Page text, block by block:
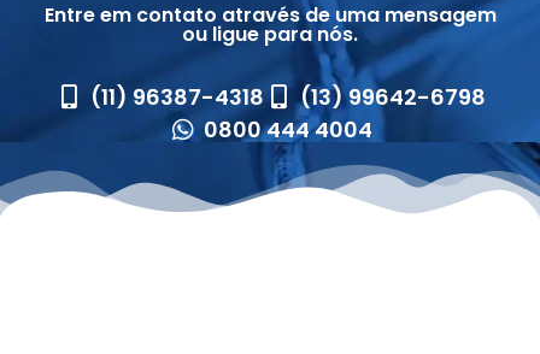
Entre em contato através de uma mensagem
ou ligue para nós.
(11) 96387-4318
(13) 99642-6798
0800 444 4004